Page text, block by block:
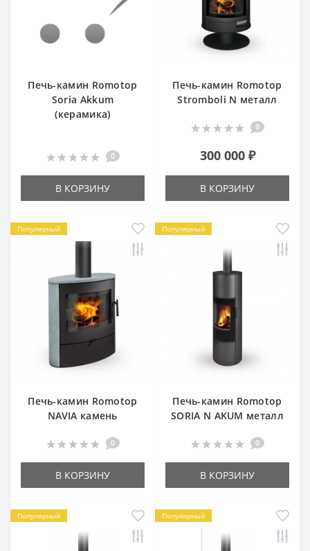
Печь-камин Romotop
Soria Akkum
(керамика)
0
В КОРЗИНУ
Печь-камин Romotop
Stromboli N металл
0
300 000 ₽
В КОРЗИНУ
Популярный
Печь-камин Romotop
NAVIA камень
0
В КОРЗИНУ
Популярный
Печь-камин Romotop
SORIA N AKUM металл
0
В КОРЗИНУ
Популярный Популярный